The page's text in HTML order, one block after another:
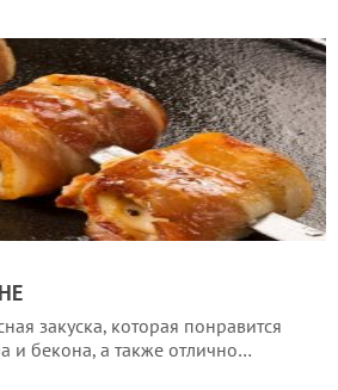
закуска, которая понравится
и бекона, а также отлично…